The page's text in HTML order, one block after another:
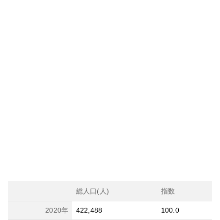
総人口(人) 指数
2020年 422,488 100.0